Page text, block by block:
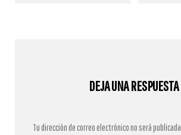
DEJA UNA RESPUESTA
Tu dirección de correo electrónico no será publicada.